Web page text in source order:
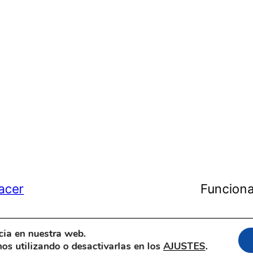
en nuestra web.
utilizando o desactivarlas en los AJUSTES.